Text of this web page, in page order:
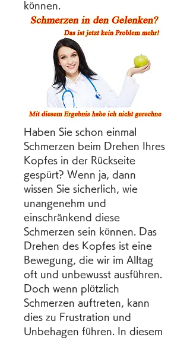
können.
Haben Sie schon einmal
Schmerzen beim Drehen Ihres
Kopfes in der Rückseite
gespürt? Wenn ja, dann
wissen Sie sicherlich, wie
unangenehm und
einschränkend diese
Schmerzen sein können. Das
Drehen des Kopfes ist eine
Bewegung, die wir im Alltag
oft und unbewusst ausführen.
Doch wenn plötzlich
Schmerzen auftreten, kann
dies zu Frustration und
Unbehagen führen. In diesem